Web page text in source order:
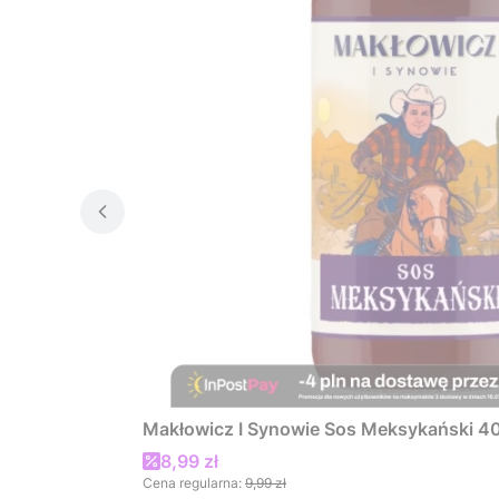
Makłowicz I Synowie Sos Meksykański
Cena promocyjna
8,99 zł
Cena regularna: 9,99 zł